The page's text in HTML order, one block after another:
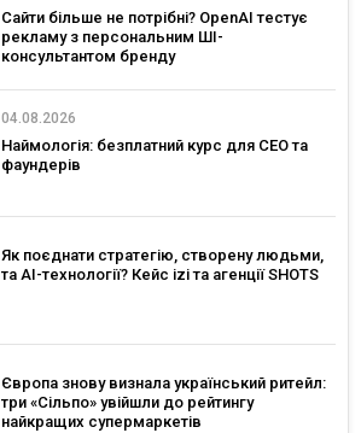
Сайти більше не потрібні? OpenAI тестує
рекламу з персональним ШІ-
консультантом бренду
04.08.2026
Наймологія: безплатний курс для CEO та
фаундерів
Як поєднати стратегію, створену людьми,
та AI-технології? Кейс izi та агенції SHOTS
Європа знову визнала український ритейл:
три «Сільпо» увійшли до рейтингу
найкращих супермаркетів